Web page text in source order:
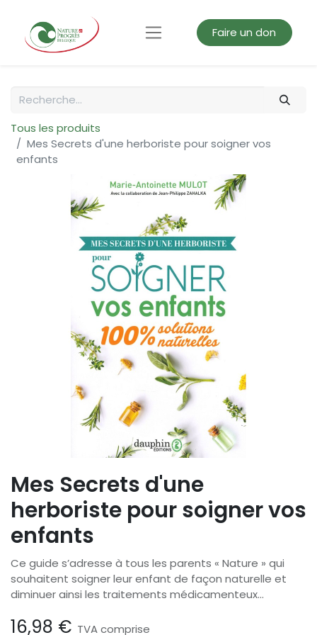
Faire un don
Tous les produits
Mes Secrets d'une herboriste pour soigner vos
enfants
Mes Secrets d'une
herboriste pour soigner vos
enfants
Ce guide s’adresse à tous les parents « Nature » qui
souhaitent soigner leur enfant de façon naturelle et
diminuer ainsi les traitements médicamenteux...
16,98 € TVA comprise